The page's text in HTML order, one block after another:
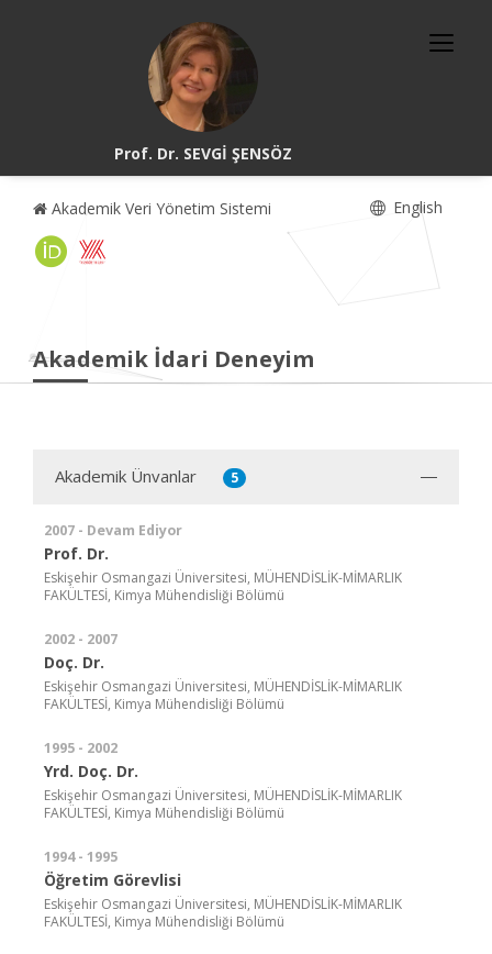
Prof. Dr. SEVGİ ŞENSÖZ
Akademik Veri Yönetim Sistemi English
Akademik İdari Deneyim
Akademik Ünvanlar 5
2007 - Devam Ediyor
Prof. Dr.
Eskişehir Osmangazi Üniversitesi, MÜHENDİSLİK-MİMARLIK
FAKÜLTESİ, Kimya Mühendisliği Bölümü
2002 - 2007
Doç. Dr.
Eskişehir Osmangazi Üniversitesi, MÜHENDİSLİK-MİMARLIK
FAKÜLTESİ, Kimya Mühendisliği Bölümü
1995 - 2002
Yrd. Doç. Dr.
Eskişehir Osmangazi Üniversitesi, MÜHENDİSLİK-MİMARLIK
FAKÜLTESİ, Kimya Mühendisliği Bölümü
1994 - 1995
Öğretim Görevlisi
Eskişehir Osmangazi Üniversitesi, MÜHENDİSLİK-MİMARLIK
FAKÜLTESİ, Kimya Mühendisliği Bölümü